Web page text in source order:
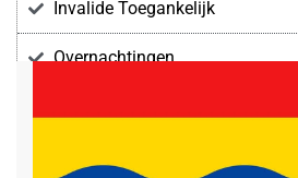
Invalide Toegankelijk
Overnachtingen